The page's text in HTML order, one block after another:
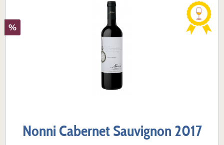
%
Nonni Cabernet Sauvignon 2017